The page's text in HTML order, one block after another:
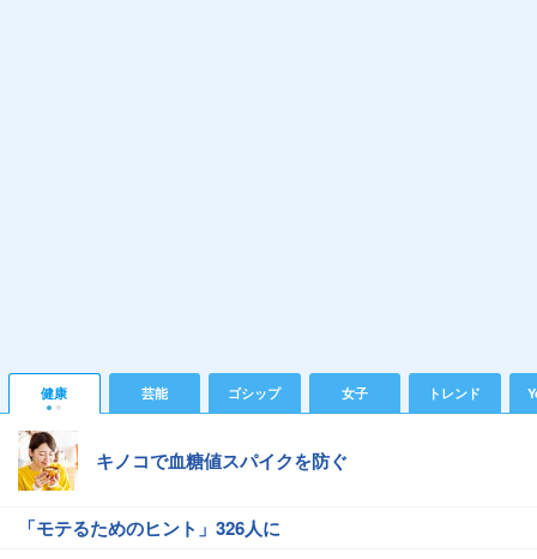
健康 芸能 ゴシップ 女子 トレンド
キノコで血糖値スパイクを防ぐ
「モテるためのヒント」326人に